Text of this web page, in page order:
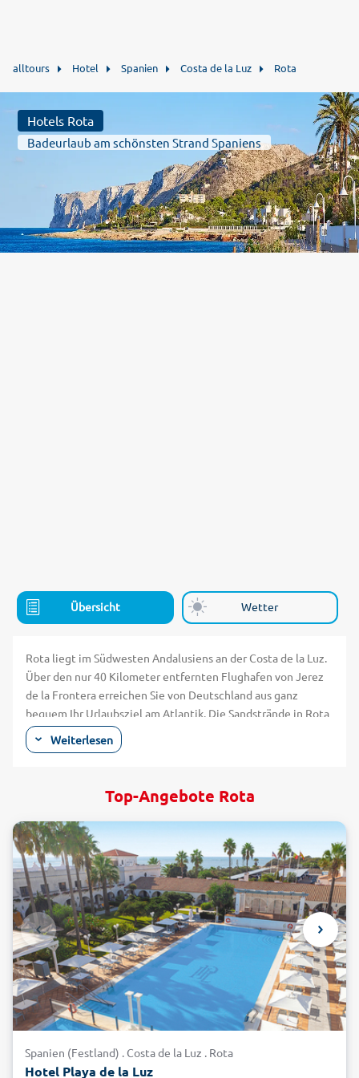
alltours Hotel Spanien Costa de la Luz Rota
Hotels Rota
Badeurlaub am schönsten Strand Spaniens
Übersicht Wetter
Rota liegt im Südwesten Andalusiens an der Costa de la Luz.
Über den nur 40 Kilometer entfernten Flughafen von Jerez
de la Frontera erreichen Sie von Deutschland aus ganz
bequem Ihr Urlaubsziel am Atlantik. Die Sandstrände in Rota
und Umgebung locken Erholungsuchende und Badeurlauber.
Der kilometerlange, feinsandige und gepflegte Strand "La
Spazieren Sie in Ihrem Badeurlaub entlang der
palmengesäumten Strandpromenade und kehren Sie hier in
eine gemütliche Tapas-Bar ein. Am Strand laden die
sogenannten Chiringuitos auf ein Eis oder gekühltes Getränk
ein. Von Hotels in Rota gelangen Sie auch zu den
ursprünglichen Naturstränden, die mit Dünen und Kiefern
aufwarten. Wer sich in Rota für Hotels in der Altstadt
entscheidet, kann bei einem Stadtbummel die maurische
Festung "Castillo de Luna", die katholische Kirche "Nuestra
Señora de la O" und den Leuchtturm besichtigen. Buchen Sie
mit alltours Ihren Spanien-Urlaub in einem der Rota Hotels
zum Top-Preis und freuen Sie sich auf eine sehenswerte
Region!
In Rota vom Hotel aus auf die Straße
der Weißen Dörfer
Weiterlesen
Top-Angebote Rota
Spanien (Festland) . Costa de la Luz . Rota
Hotel Playa de la Luz